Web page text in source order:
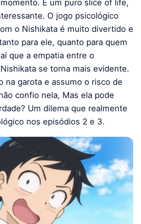
É um puro slice of life,
O jogo psicológico
o Nishikata é muito divertido e
para ele, quanto para quem
que a empatia entre o
se torna mais evidente.
na garota e assumo o risco de
confio nela, Mas ela pode
Um dilema que realmente
nos episódios 2 e 3.